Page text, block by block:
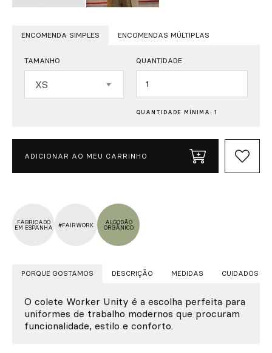
ENCOMENDA SIMPLES ENCOMENDAS MÚLTIPLAS
TAMANHO
XS
QUANTIDADE
QUANTIDADE MÍNIMA: 1
ADICIONAR AO MEU CARRINHO
FABRICADO
EM ESPANHA
#FAIRWORK
ALGODÃO
ORGÂNICO
PORQUE GOSTAMOS DESCRIÇÃO MEDIDAS CUIDADOS
O colete Worker Unity é a escolha perfeita para
uniformes de trabalho modernos que procuram
funcionalidade, estilo e conforto.